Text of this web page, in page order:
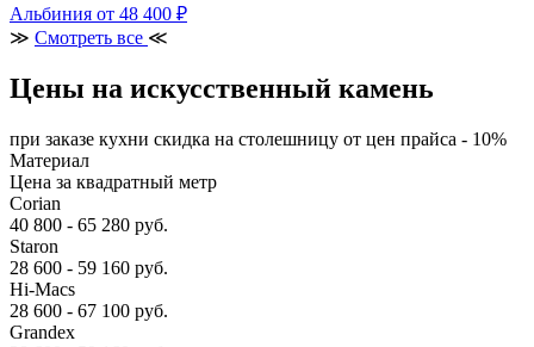
Альбиния от 48 400 ₽
≫ Смотреть все ≪
Цены на искусственный камень
при заказе кухни скидка на столешницу от цен прайса - 10%
Материал
Цена за квадратный метр
Corian
40 800 - 65 280 руб.
Staron
28 600 - 59 160 руб.
Hi-Macs
28 600 - 67 100 руб.
Grandex